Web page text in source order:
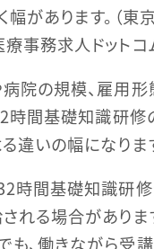
幅があります。（東
事務求人ドットコ
院の規模、雇用形
時間基礎知識研
違いの幅になりま
時間基礎知識研
れる場合がありま
、働きながら受